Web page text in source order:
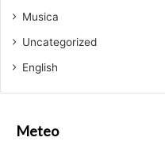
Musica
Uncategorized
English
Meteo